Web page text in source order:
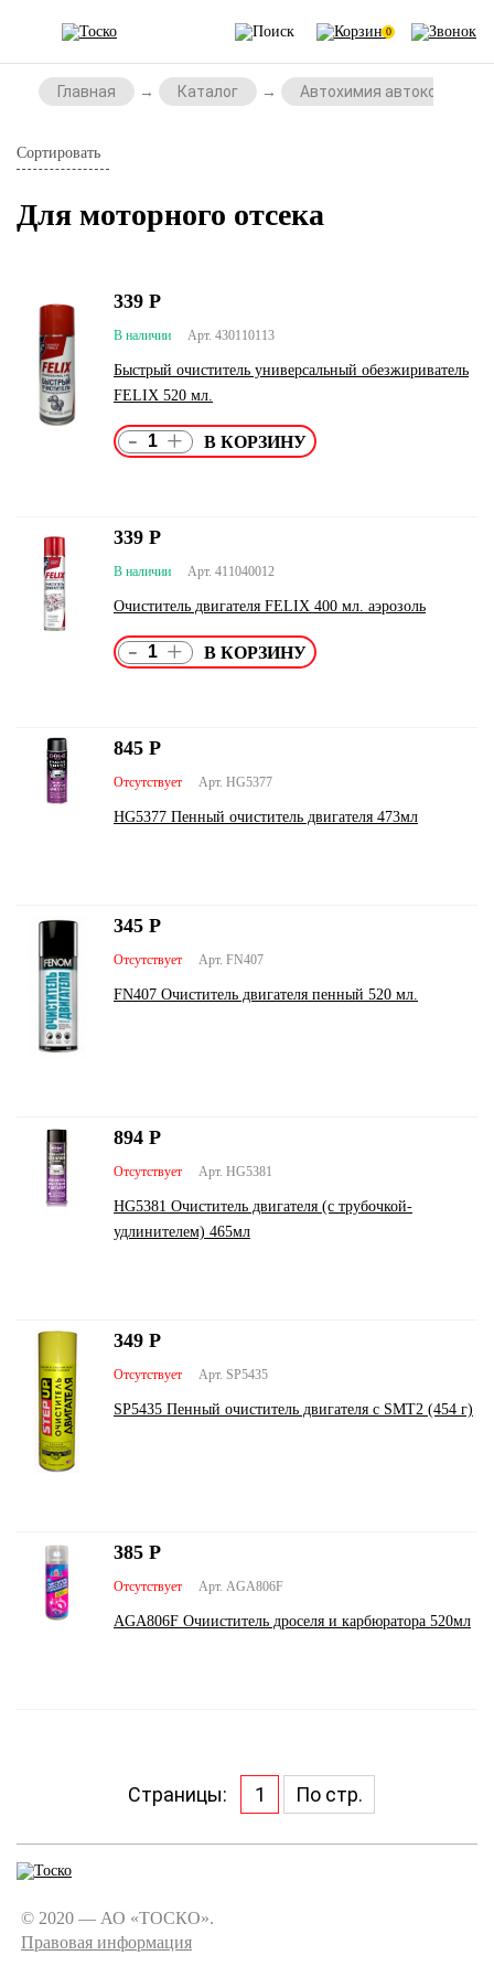
0
Главная Каталог Автохимия
Сортировать
Для моторного отсека
Арт. 430110113
В наличии
Быстрый очиститель универсальный обезжириватель
FELIX 520 мл.
339 Р
- +
Арт. 411040012
В наличии
Очиститель двигателя FELIX 400 мл. аэрозоль
339 Р
- +
Арт. HG5377
Отсутствует
HG5377 Пенный очиститель двигателя 473мл
845 Р
Арт. FN407
Отсутствует
FN407 Очиститель двигателя пенный 520 мл.
345 Р
Арт. HG5381
Отсутствует
HG5381 Очиститель двигателя (с трубочкой-
удлинителем) 465мл
894 Р
Арт. SP5435
Отсутствует
SP5435 Пенный очиститель двигателя с SMT2 (454 г)
349 Р
Арт. AGA806F
Отсутствует
AGA806F Очииститель дроселя и карбюратора 520мл
385 Р
Страницы: 1 По стр.
© 2020 — АО «ТОСКО».
Правовая информация